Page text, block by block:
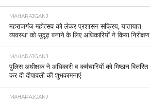
MAHARAJGANJ
महराजगंज महोत्सव को लेकर प्रशासन सक्रिय, यातायात
व्यवस्था को सुदृढ़ बनाने के लिए अधिकारियों ने किया निरीक्षण
MAHARAJGANJ
पुलिस अधीक्षक ने अधिकारी व कर्मचारियों को मिष्ठान वितरित
कर दी दीपावली की शुभकामनाएं
MAHARAJGANJ